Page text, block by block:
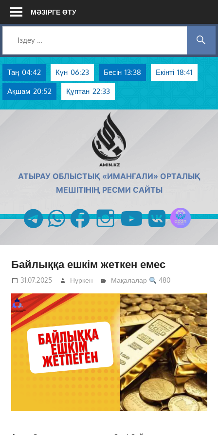
Skip
МӘЗІРГЕ ӨТУ
Таң 04:42 Күн 06:23 Бесін 13:38 Екінті 18:41
Ақшам 20:52 Құптан 22:33
АТЫРАУ ОБЛЫСТЫҚ «ИМАНҒАЛИ» ОРТАЛЫҚ
МЕШІТІНІҢ РЕСМИ САЙТЫ
telegramwhatsappfacebookinstagramyoutubevk
Байлыққа ешкім жеткен емес
31.07.2025 Нұркен Мақалалар 480